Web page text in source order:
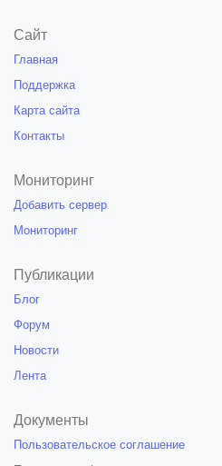
Сайт
Главная
Поддержка
Карта сайта
Контакты
Мониторинг
Добавить сервер
Мониторинг
Публикации
Блог
Форум
Новости
Лента
Документы
Пользовательское соглашение